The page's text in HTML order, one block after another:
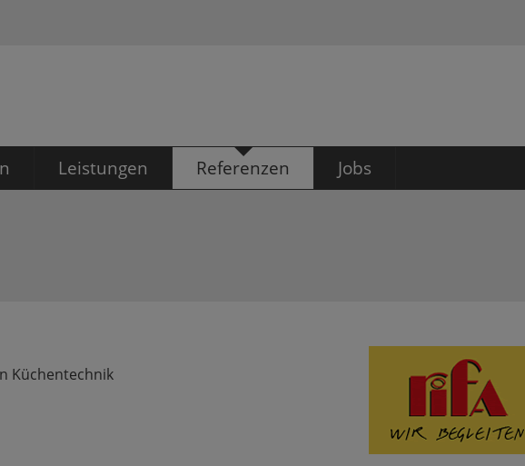
Leistungen Referenzen Jobs
Küchentechnik